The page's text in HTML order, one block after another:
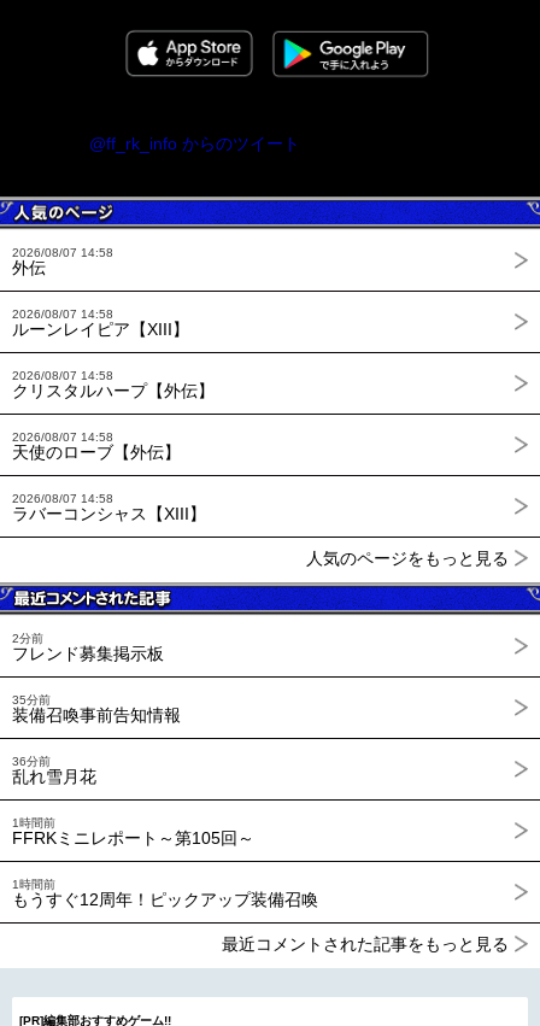
@ff_rk_info からのツイート
2026/08/07 14:58
外伝
2026/08/07 14:58
ルーンレイピア【XIII】
2026/08/07 14:58
クリスタルハープ【外伝】
2026/08/07 14:58
天使のローブ【外伝】
2026/08/07 14:58
ラバーコンシャス【XIII】
人気のページをもっと見る
2分前
フレンド募集掲示板
35分前
装備召喚事前告知情報
36分前
乱れ雪月花
1時間前
FFRKミニレポート～第105回～
1時間前
もうすぐ12周年！ピックアップ装備召喚
最近コメントされた記事をもっと見る
[PR]編集部おすすめゲーム!!